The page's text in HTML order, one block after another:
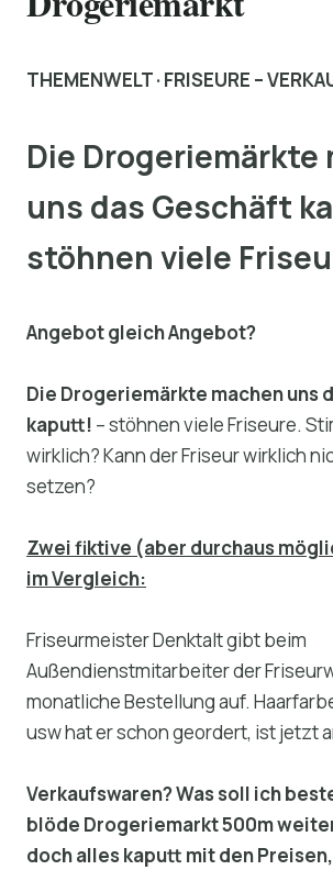
THEMENWELT · FRISEURE –
Die Drogeriemärkte
uns das Geschäft
stöhnen viele
Angebot gleich Angebot?
Die Drogeriemärkte machen uns
kaputt! – stöhnen viele Friseure.
wirklich? Kann der Friseur wirklich
setzen?
Zwei fiktive (aber durchaus
im Vergleich:
Friseurmeister Denktalt gibt beim
Außendienstmitarbeiter der
monatliche Bestellung auf.
usw hat er schon geordert, ist jetzt
Verkaufswaren? Was soll ich
blöde Drogeriemarkt 500m
doch alles kaputt mit den